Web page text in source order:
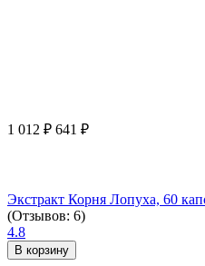
1 012 ₽ 641 ₽
Экстракт Корня Лопуха, 60
(Отзывов: 6)
4.8
В корзину